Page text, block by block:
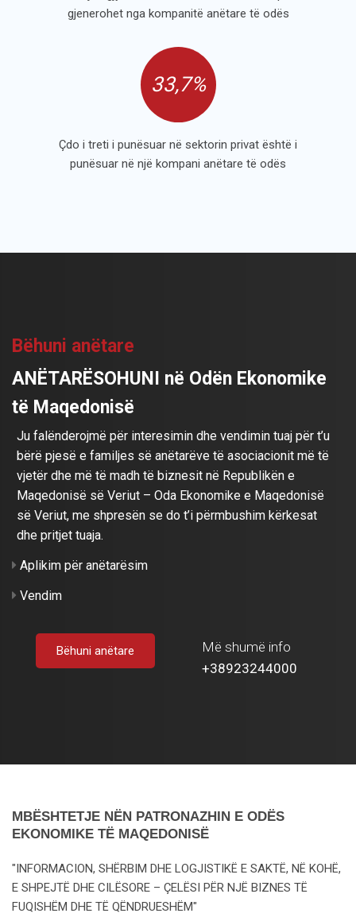
gjenerohet nga kompanitë anëtare të odës
33,7%
Çdo i treti i punësuar në sektorin privat është i
punësuar në një kompani anëtare të odës
Bëhuni anëtare
ANËTARËSOHUNI në Odën Ekonomike
të Maqedonisë
Ju falënderojmë për interesimin dhe vendimin tuaj për t’u
bërë pjesë e familjes së anëtarëve të asociacionit më të
vjetër dhe më të madh të biznesit në Republikën e
Maqedonisë së Veriut – Oda Ekonomike e Maqedonisë
së Veriut, me shpresën se do t’i përmbushim kërkesat
dhe pritjet tuaja.
Aplikim për anëtarësim
Vendim
Bëhuni anëtare
Më shumë info
+38923244000
MBËSHTETJE NËN PATRONAZHIN E ODËS
EKONOMIKE TË MAQEDONISË
"INFORMACION, SHËRBIM DHE LOGJISTIKË E SAKTË, NË KOHË,
E SHPEJTË DHE CILËSORE – ÇELËSI PËR NJË BIZNES TË
FUQISHËM DHE TË QËNDRUESHËM"